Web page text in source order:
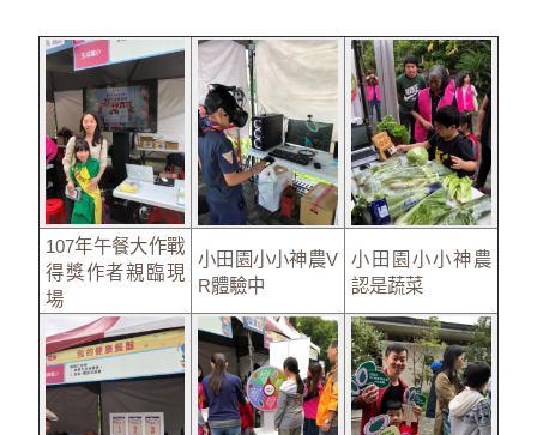
107年午餐大作戰
得獎作者親臨現
場
小田園小小神農V
R體驗中
小田園小小神農
認是蔬菜